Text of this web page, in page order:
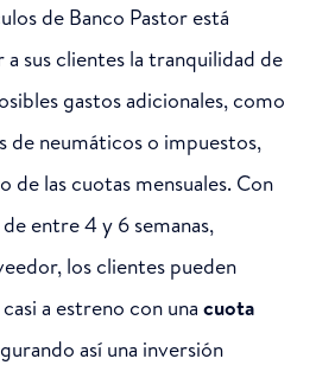
de Banco Pastor está
sus clientes la tranquilidad de
gastos adicionales, como
de neumáticos o impuestos,
las cuotas mensuales. Con
entre 4 y 6 semanas,
los clientes pueden
a estreno con una cuota
así una inversión